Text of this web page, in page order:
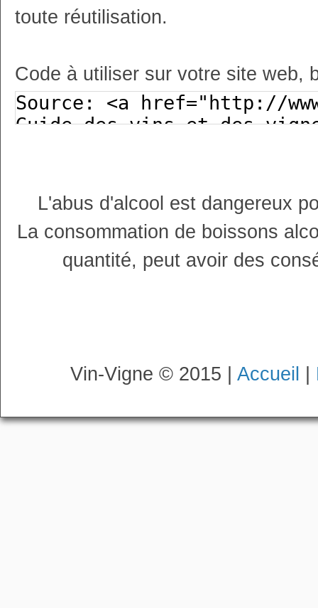
toute réutilisation.
Code à utiliser sur votre site web,
L'abus d'alcool est dangereux
La consommation de boissons
quantité, peut avoir des
Vin-Vigne © 2015 | Accueil